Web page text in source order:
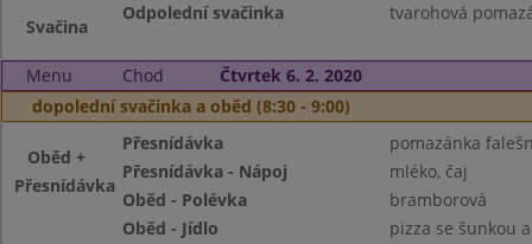
Svačina
Odpolední svačinka tvarohová
Menu Chod
Čtvrtek 6. 2. 2020
dopolední svačinka a oběd (8:30 - 9:00)
Oběd +
Přesnídávka
Přesnídávka
pomazánka
Přesnídávka - Nápoj
mléko, čaj
Oběd - Polévka
bramborová
Oběd - Jídlo
pizza se šunkou